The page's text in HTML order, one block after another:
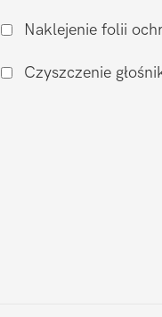
nowy)
Galaxy
Naklejenie folii
Czyszczenie